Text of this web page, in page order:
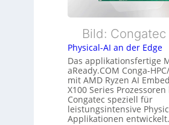
u
n
g
n
g
e
E
h
e
r
c
a
t
-
Bild: Congatec
Physical-AI an der Edge
Das applikationsfertige
aReady.COM Conga-
mit AMD Ryzen AI
X100 Series Prozessoren
Congatec speziell für
leistungsintensive
Applikationen entwickelt.